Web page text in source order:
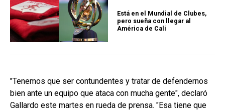
Está en el Mundial de Clubes,
pero sueña con llegar al
América de Cali
"Tenemos que ser contundentes y tratar de defendernos
bien ante un equipo que ataca con mucha gente", declaró
Gallardo este martes en rueda de prensa. "Esa tiene que